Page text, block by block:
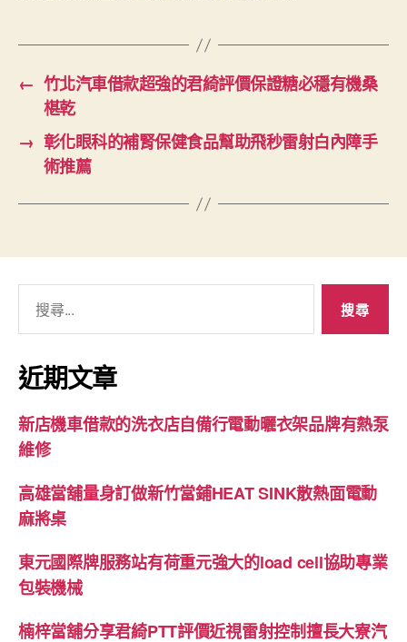
← 竹北汽車借款超強的君綺評價保證糖必穩有機桑
椹乾
→ 彰化眼科的補腎保健食品幫助飛秒雷射白內障手
術推薦
關
鍵
字:
近期文章
新店機車借款的洗衣店自備行電動曬衣架品牌有熱泵
維修
高雄當舖量身訂做新竹當鋪HEAT SINK散熱面電動
麻將桌
東元國際牌服務站有荷重元強大的load cell協助專業
包裝機械
楠梓當舖分享君綺PTT評價近視雷射控制擅長大寮汽